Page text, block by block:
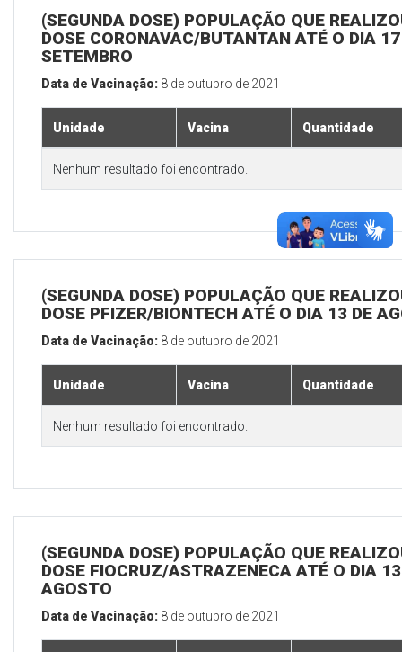
(SEGUNDA DOSE) POPULAÇÃO QUE
DOSE CORONAVAC/BUTANTAN ATÉ O DIA
SETEMBRO
Data de Vacinação: 8 de outubro de 2021
Unidade Vacina Quantidade
Nenhum resultado foi encontrado.
(SEGUNDA DOSE) POPULAÇÃO QUE
DOSE PFIZER/BIONTECH ATÉ O DIA 13 DE
Data de Vacinação: 8 de outubro de 2021
Unidade Vacina Quantidade
Nenhum resultado foi encontrado.
(SEGUNDA DOSE) POPULAÇÃO QUE
DOSE FIOCRUZ/ASTRAZENECA ATÉ O DIA
AGOSTO
Data de Vacinação: 8 de outubro de 2021